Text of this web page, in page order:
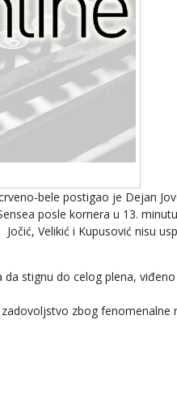
bele postigao je Dejan
posle kornera u 13.
Velikić i Kupusović nisu
stignu do celog plena,
zbog fenomenalne